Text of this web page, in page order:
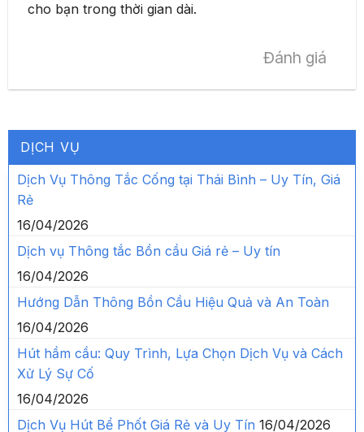
cho bạn trong thời gian dài.
Đánh giá
DỊCH VỤ
Dịch Vụ Thông Tắc Cống tại Thái Bình – Uy Tín, Giá
Rẻ
16/04/2026
Dịch vụ Thông tắc Bồn cầu Giá rẻ – Uy tín
16/04/2026
Hướng Dẫn Thông Bồn Cầu Hiệu Quả và An Toàn
16/04/2026
Hút hầm cầu: Quy Trình, Lựa Chọn Dịch Vụ và Cách
Xử Lý Sự Cố
16/04/2026
Dịch Vụ Hút Bể Phốt Giá Rẻ và Uy Tín 16/04/2026